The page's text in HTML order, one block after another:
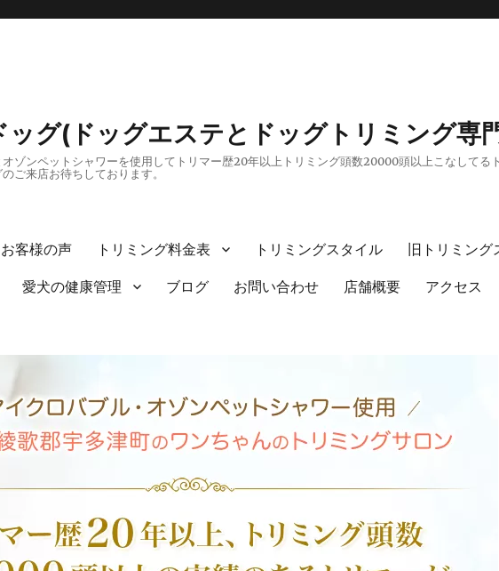
グ(ドッグエステとドッグトリミング専
ゾンペットシャワーを使用してトリマー歴20年以上トリミング頭数20000頭以上こなしてる
ご来店お待ちしております。
お客様の声 トリミング料金表 トリミングスタイル 旧トリミング
愛犬の健康管理 ブログ お問い合わせ 店舗概要 アクセス